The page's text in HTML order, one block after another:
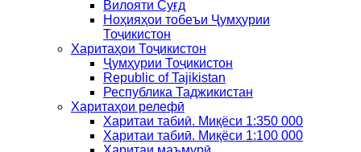
Вилояти Суғд
Ноҳияҳои тобеъи Ҷумҳурии
Тоҷикистон
Харитаҳои Тоҷикистон
Ҷумҳурии Тоҷикистон
Republic of Tajikistan
Республика Таджикистан
Харитаҳои релефӣ
Харитаи табиӣ. Миқёси 1:350 000
Харитаи табиӣ. Миқёси 1:100 000